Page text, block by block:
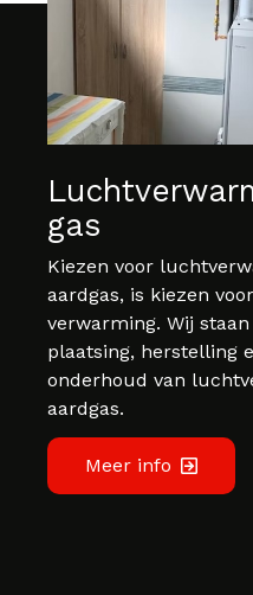
gas
Kiezen voor
aardgas, is kiezen
verwarming. Wij
plaatsing, herstelling
onderhoud van
aardgas.
Meer info